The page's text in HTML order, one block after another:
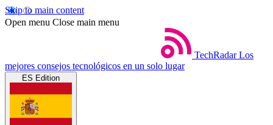
Skip to main content
Open menu Close main menu
TechRadar Los
mejores consejos tecnológicos en un solo lugar
ES Edition